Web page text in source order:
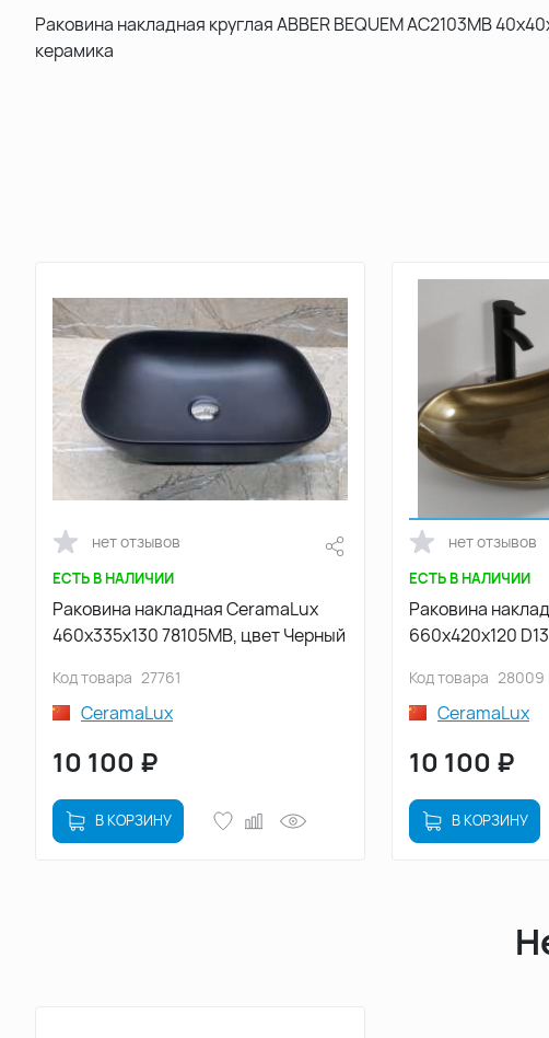
Раковина накладная круглая ABBER BEQUEM AC2103MB
керамика
нет отзывов
ЕСТЬ В НАЛИЧИИ
Раковина накладная CeramaLux
460х335х130 78105MB, цвет Черный
Код товара 27761
CeramaLux
10 100 ₽
В КОРЗИНУ
нет отзывов
ЕСТЬ В НАЛИЧИИ
Раковина
660х420х120
Код товара 28009
CeramaLux
10 100 ₽
В КОРЗИНУ